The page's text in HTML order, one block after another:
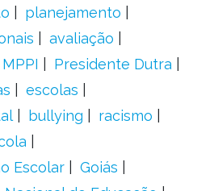
planejamento
avaliação
MPPI
Presidente Dutra
escolas
bullying
racismo
Escolar
Goiás